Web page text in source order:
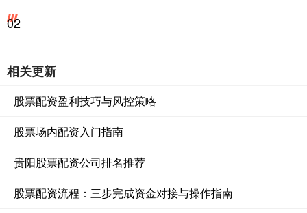
02
相关更新
股票配资盈利技巧与风控策略
股票场内配资入门指南
贵阳股票配资公司排名推荐
股票配资流程：三步完成资金对接与操作指南